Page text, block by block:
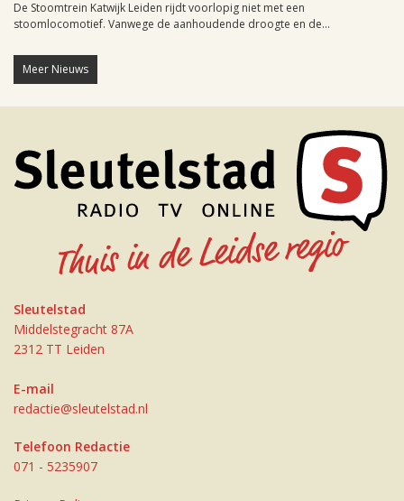
De Stoomtrein Katwijk Leiden rijdt voorlopig niet met een
stoomlocomotief. Vanwege de aanhoudende droogte en de...
Meer Nieuws
Sleutelstad
Middelstegracht 87A
2312 TT Leiden
E-mail
redactie@sleutelstad.nl
Telefoon Redactie
071 - 5235907